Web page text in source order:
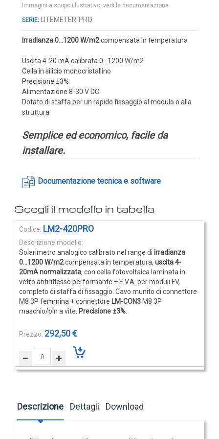
Immagini a scopo illustrativo, vedi la documentazione.
Vai
all'inizio
della
di
immagini
LITEMETER-PRO
Irradianza 0...1200 W/m2compensata in temperatura
Uscita 4-20 mA calibrata 0...1200 W/m2
Cella in silicio monocristallino
Precisione ±3%
Alimentazione 8-30 V DC
Dotato di staffa per un rapido fissaggio al modulo o alla
struttura
Semplice ed economico, facile da
installare.
Documentazione tecnica e software
Elementi
raggruppati
LM2-420PRO
Solarimetro analogico calibrato nel range di irradianza
0...1200 W/m2compensata in temperatura, uscita 4-
20mA normalizzata, con cella fotovoltaica laminata in
vetro antiriflesso performante + E.V.A. per moduli FV,
completo di staffa di fissaggio. Cavo munito di connettore
M8 3P femmina + connettore LM-CON3 M8 3P
maschio/pin a vite. Precisione ±3%
292,50 €
Connettore sciolto M8 3P maschio / pin a vite - Si consiglia
l'utilizzo di lacca isolante
Descrizione Dettagli Download
Cover e custodie
Accessori e Ricambi
Pozzetti termometrici
Colle, Grassi e Adesivi
Teste di connessione
Elementi intercambiabili
Connettori e Cavi
UMIDITA'
Sonde di umidità
Sonde umidità a cavo
Sonde pioggia e antiallagamento
Rilevatori di condensa
Igrostati e Termoigrostati
Igrostati ambiente
Igrostati per canale
Strumenti portatili
Termo-igrometri ambiente
Accessori e Ricambi
PRESSIONE